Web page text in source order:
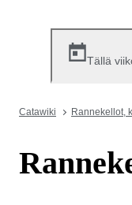
Tällä
Catawiki Rannekellot,